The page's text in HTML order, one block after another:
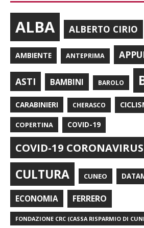
ALBA ALBERTO CIRIO
AMBIENTE ANTEPRIMA
ASTI BAMBINI BAROLO
CARABINIERI CHERASCO
COPERTINA COVID-19
COVID-19 CORONAVIRUS
CULTURA CUNEO
ECONOMIA FERRERO
FONDAZIONE CRC (CASSA RISPARMIO DI